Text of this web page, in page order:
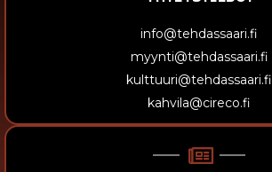
info@tehdassaari.fi
myynti@tehdassaari.fi
kulttuuri@tehdassaari.fi
kahvila@cireco.fi